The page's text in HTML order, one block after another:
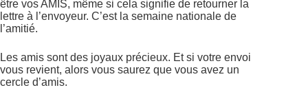
être vos AMIS, même si cela signifie de retourner la
lettre à l’envoyeur. C’est la semaine nationale de
l’amitié.
Les amis sont des joyaux précieux. Et si votre envoi
vous revient, alors vous saurez que vous avez un
cercle d’amis.